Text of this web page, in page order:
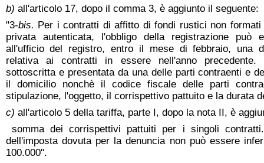
b) all'articolo 17, dopo il comma 3, è aggiunto il seguente:
"3-bis. Per i contratti di affitto di fondi rustici non
privata autenticata, l'obbligo della registrazione può
all'ufficio del registro, entro il mese di febbraio, una
relativa ai contratti in essere nell'anno
sottoscritta e presentata da una delle parti contraenti e
il domicilio nonchè il codice fiscale delle parti
stipulazione, l'oggetto, il corrispettivo pattuito e la durata
c) all'articolo 5 della tariffa, parte I, dopo la nota II, è
somma dei corrispettivi pattuiti per i singoli
dell'imposta dovuta per la denuncia non può essere
100.000".